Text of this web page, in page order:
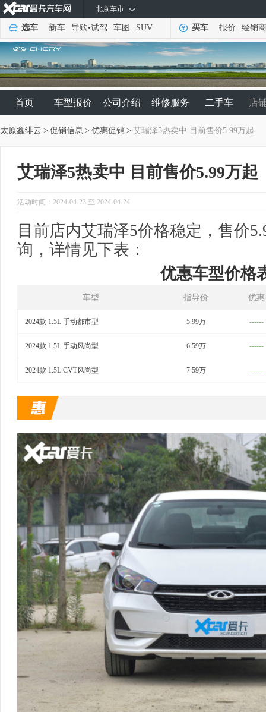
北京车市
选车 新车 导购•试驾 车图 SUV 买车 报价 经销商
首页 车型报价 公司介绍 维修服务 二手车 店
太原鑫绯云 > 促销信息 > 优惠促销 > 艾瑞泽5热卖中 目前售价5.99万起
艾瑞泽5热卖中 目前售价5.99万起
活动时间：2024-04-23 至 2024-04-24
目前店内艾瑞泽5价格稳定，售价
询，详情见下表：
优惠车型价格
车型 指导价 优惠
2024款 1.5L 手动都市型 5.99万 ------
2024款 1.5L 手动风尚型 6.59万 ------
2024款 1.5L CVT风尚型 7.59万 ------